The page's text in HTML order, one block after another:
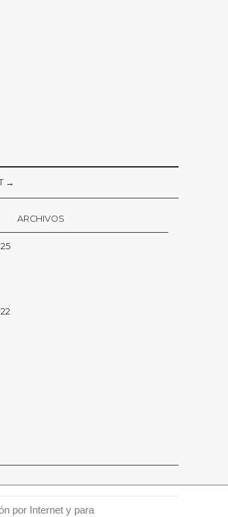
→
ARCHIVOS
por Internet y para